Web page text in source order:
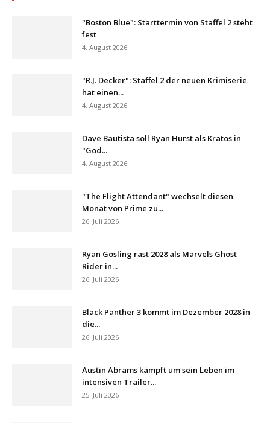
"Boston Blue": Starttermin von Staffel 2 steht
fest
4. August 2026
"R.J. Decker": Staffel 2 der neuen Krimiserie
hat einen...
4. August 2026
Dave Bautista soll Ryan Hurst als Kratos in
"God...
4. August 2026
"The Flight Attendant" wechselt diesen
Monat von Prime zu...
26. Juli 2026
Ryan Gosling rast 2028 als Marvels Ghost
Rider in...
26. Juli 2026
Black Panther 3 kommt im Dezember 2028 in
die...
26. Juli 2026
Austin Abrams kämpft um sein Leben im
intensiven Trailer...
25. Juli 2026